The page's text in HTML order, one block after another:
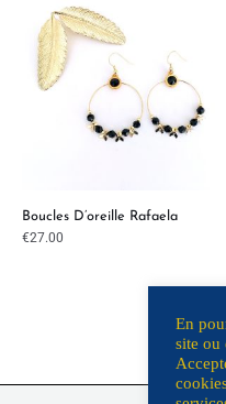
Boucles D’oreille Rafaela
€27.00
En
site ou